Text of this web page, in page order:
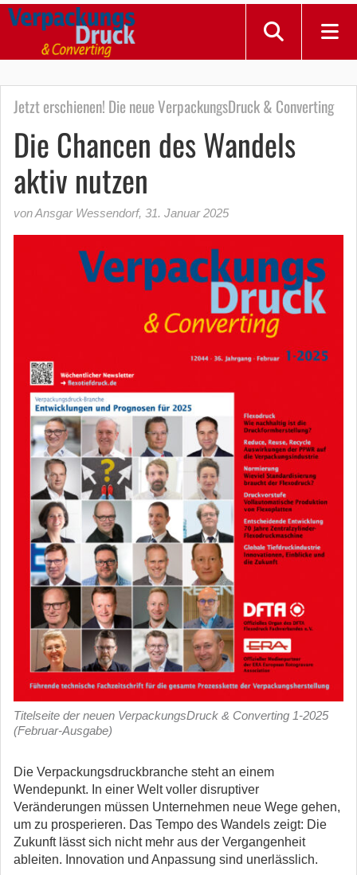
Jetzt erschienen! Die neue VerpackungsDruck & Converting
Die Chancen des Wandels
aktiv nutzen
von Ansgar Wessendorf, 31. Januar 2025
Titelseite der neuen VerpackungsDruck & Converting 1-2025
(Februar-Ausgabe)
Die Verpackungsdruckbranche steht an einem
Wendepunkt. In einer Welt voller disruptiver
Veränderungen müssen Unternehmen neue Wege gehen,
um zu prosperieren. Das Tempo des Wandels zeigt: Die
Zukunft lässt sich nicht mehr aus der Vergangenheit
ableiten. Innovation und Anpassung sind unerlässlich.